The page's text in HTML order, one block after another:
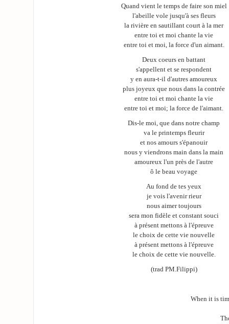
Quand vient le temps de faire son miel
l'abeille vole jusqu'à ses fleurs
la rivière en sautillant court à la mer
entre toi et moi chante la vie
entre toi et moi, la force d'un aimant.
Deux coeurs en battant
s'appellent et se respondent
y en aura-t-il d'autres amoureux
plus joyeux que nous dans la contrée
entre toi et moi chante la vie
entre toi et moi; la force de l'aimant.
Dis-le moi, que dans notre champ
va le printemps fleurir
et nos amours s'épanouir
nous y viendrons main dans la main
amoureux l'un près de l'autre
ô le beau voyage
Au fond de tes yeux
je vois l'avenir rieur
nous aimer toujours
sera mon fidèle et constant souci
à présent mettons à l'épreuve
le choix de cette vie nouvelle
à présent mettons à l'épreuve
le choix de cette vie nouvelle.
(trad PM.Filippi)
When it is